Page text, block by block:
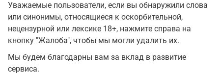
Уважаемые пользователи, если вы обнаружили слова
или синонимы, относящиеся к оскорбительной,
нецензурной или лексике 18+, нажмите справа на
кнопку "Жалоба", чтобы мы могли удалить их.
Мы будем благодарны вам за вклад в развитие
сервиса.